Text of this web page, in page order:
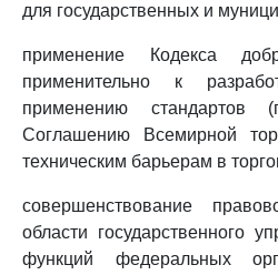
для государственных и
применение Кодекса
применительно к
применению
Соглашению Всемирной
техническим барьерам в
совершенствование
области государственного
функций федеральных